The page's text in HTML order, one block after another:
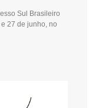
Sul Brasileiro
27 de junho, no